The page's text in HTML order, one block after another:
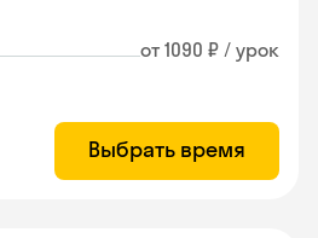
от 1090 ₽ / урок
Выбрать время